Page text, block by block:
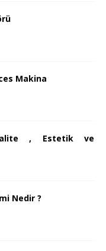
Makina
, Estetik ve
Nedir ?